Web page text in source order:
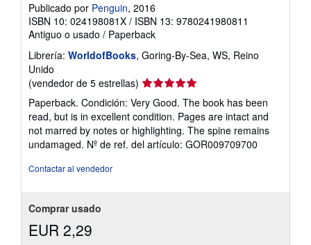
Publicado por Penguin, 2016
ISBN 10: 024198081X / ISBN 13: 9780241980811
Antiguo o usado / Paperback
Librería: WorldofBooks, Goring-By-Sea, WS, Reino
Unido
(vendedor de 5 estrellas) Calificación
del
vendedor:
5
de
5
Paperback. Condición: Very Good. The book has been
read, but is in excellent condition. Pages are intact and
not marred by notes or highlighting. The spine remains
undamaged. Nº de ref. del artículo: GOR009709700
Contactar al vendedor
Comprar usado
EUR 2,29